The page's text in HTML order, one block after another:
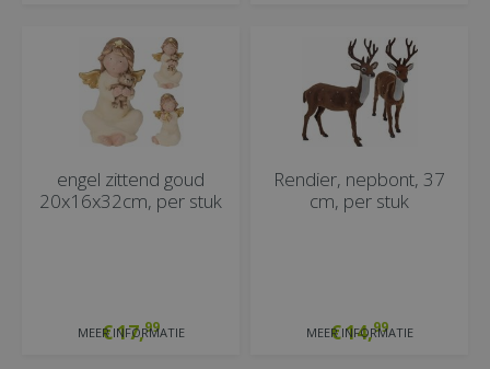
engel zittend goud
20x16x32cm, per stuk
€17,99
MEER INFORMATIE
Rendier, nepbont, 37
cm, per stuk
€14,99
MEER INFORMATIE